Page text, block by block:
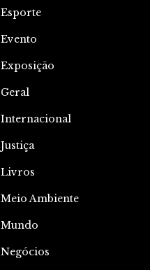
Esporte
Evento
Exposição
Geral
Internacional
Justiça
Livros
Meio Ambiente
Mundo
Negócios